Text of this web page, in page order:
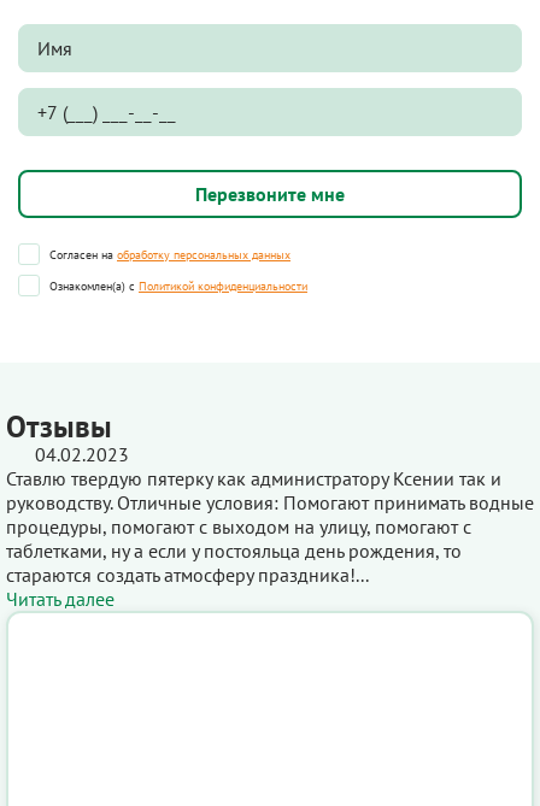
Согласен на обработку персональных данных
Ознакомлен(а) с Политикой конфиденциальности
Отзывы
04.02.2023
Ставлю твердую пятерку как администратору Ксении так и
руководству. Отличные условия: Помогают принимать водные
процедуры, помогают с выходом на улицу, помогают с
таблетками, ну а если у постояльца день рождения, то
стараются создать атмосферу праздника!...
Читать далее